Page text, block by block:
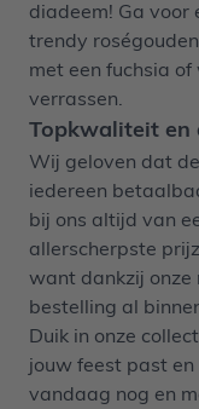
diadeem! Ga voor
trendy
met een fuchsia
verrassen.
Topkwaliteit en
Wij geloven dat
iedereen
bij ons altijd van
allerscherpste
want dankzij onze
bestelling al
Duik in onze
jouw feest past
vandaag nog en